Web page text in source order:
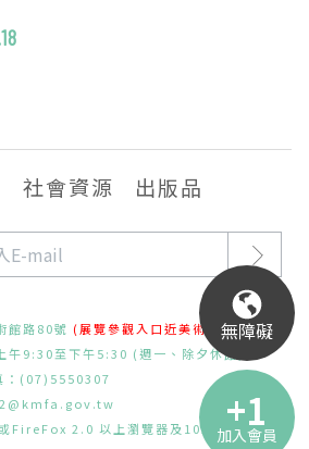
社會資源 出版品
館路80號 (展覽參觀入口近美術東二路)
午9:30至下午5:30 (週一、除夕休館)
：(07)5550307
FireFox 2.0 以上瀏覽器及1024x768之解
無障礙
加入會員